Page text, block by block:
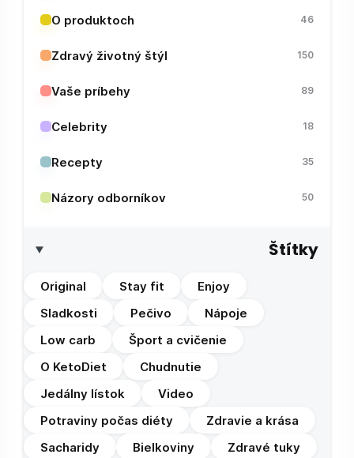
O produktoch 46
Zdravý životný štýl 150
Vaše príbehy 89
Celebrity 18
Recepty 35
Názory odborníkov 50
Štítky
Original Stay fit
Enjoy
Sladkosti
Pečivo
Nápoje
Low carb
Šport a cvičenie
O KetoDiet
Chudnutie
Jedálny lístok
Video
Potraviny počas diéty
Zdravie a krása
Sacharidy
Bielkoviny Zdravé tuky